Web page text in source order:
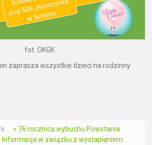
fot. OKGK
zaprasza wszystkie dzieci na rodzinny
« 76 rocznica wybuchu Powstania
Informacja w związku z wystapięniem